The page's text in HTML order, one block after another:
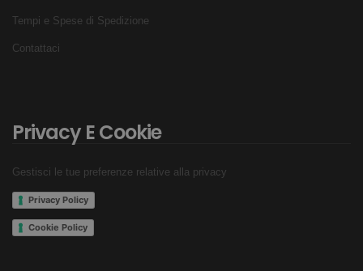
Tempi e Spese di Spedizione
Contattaci
Privacy E Cookie
Gestisci le tue preferenze relative alla privacy
Privacy Policy
Cookie Policy